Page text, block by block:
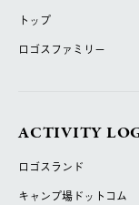
トップ
ロゴスファミリー
ACTIVITY
ロゴスランド
キャンプ場ドットコム